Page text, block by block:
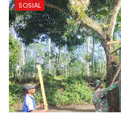
SOSIAL